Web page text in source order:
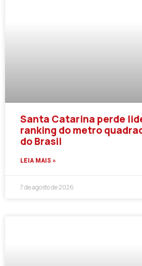
Santa Catarina perde
ranking do metro
do Brasil
LEIA MAIS »
7 de agosto de 2026